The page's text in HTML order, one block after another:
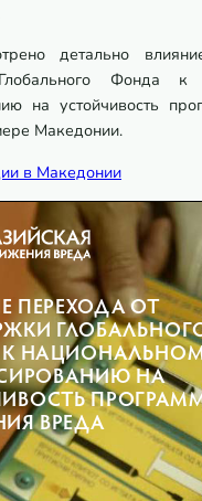
детально
Фонда к
на устойчивость
Македонии.
в Македонии